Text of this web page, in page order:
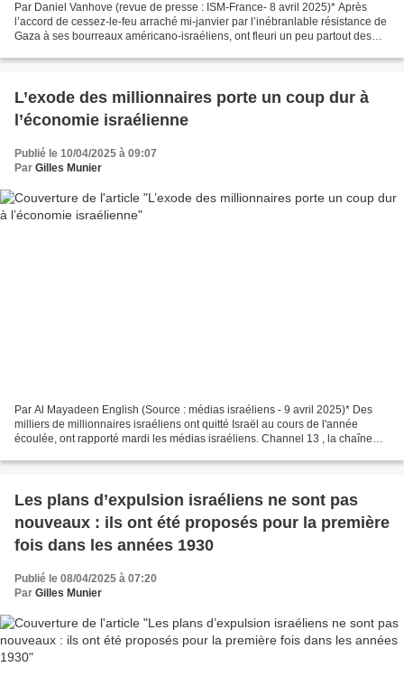
Par Daniel Vanhove (revue de presse : ISM-France- 8 avril 2025)* Après
l’accord de cessez-le-feu arraché mi-janvier par l’inébranlable résistance de
Gaza à ses bourreaux américano-israéliens, ont fleuri un peu partout des
L’exode des millionnaires porte un coup dur à
l’économie israélienne
Publié le 10/04/2025 à 09:07
Par Gilles Munier
Par Al Mayadeen English (Source : médias israéliens - 9 avril 2025)* Des
milliers de millionnaires israéliens ont quitté Israël au cours de l'année
écoulée, ont rapporté mardi les médias israéliens. Channel 13 , la chaîne
Les plans d’expulsion israéliens ne sont pas
nouveaux : ils ont été proposés pour la première
fois dans les années 1930
Publié le 08/04/2025 à 07:20
Par Gilles Munier